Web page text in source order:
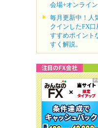
会場+オンライン
毎月更新中！人
クインしたFX
すすめポイント
すく解説。